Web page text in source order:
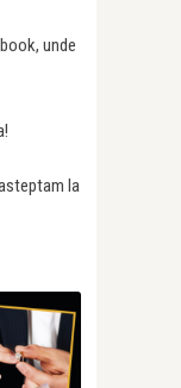
unde
la